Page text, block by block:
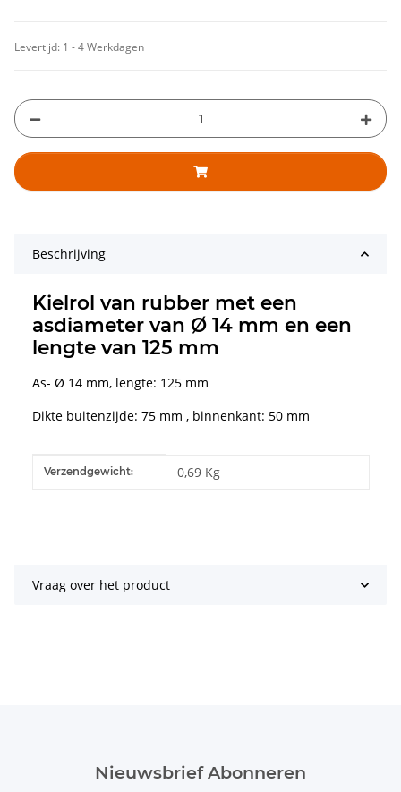
Levertijd: 1 - 4 Werkdagen
Beschrijving
Kielrol van rubber met een
asdiameter van Ø 14 mm en een
lengte van 125 mm
As- Ø 14 mm, lengte: 125 mm
Dikte buitenzijde: 75 mm , binnenkant: 50 mm
#productDetails.itemInformation#
#productDetails.itemValue#
Verzendgewicht: 0,69 Kg
Vraag over het product
Nieuwsbrief Abonneren